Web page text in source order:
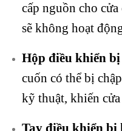
cấp nguồn cho cửa
sẽ không hoạt
Hộp điều khiển
cuốn có thể bị
kỹ thuật, khiến
Tay điều khiển bị